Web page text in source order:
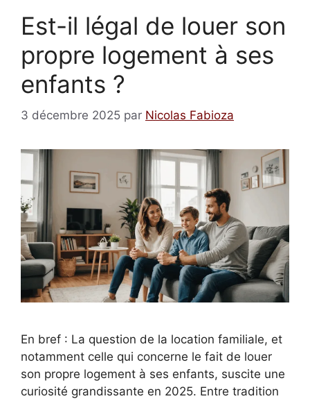
Est-il légal de louer son
propre logement à ses
enfants ?
3 décembre 2025 par Nicolas Fabioza
En bref : La question de la location familiale, et
notamment celle qui concerne le fait de louer
son propre logement à ses enfants, suscite une
curiosité grandissante en 2025. Entre tradition